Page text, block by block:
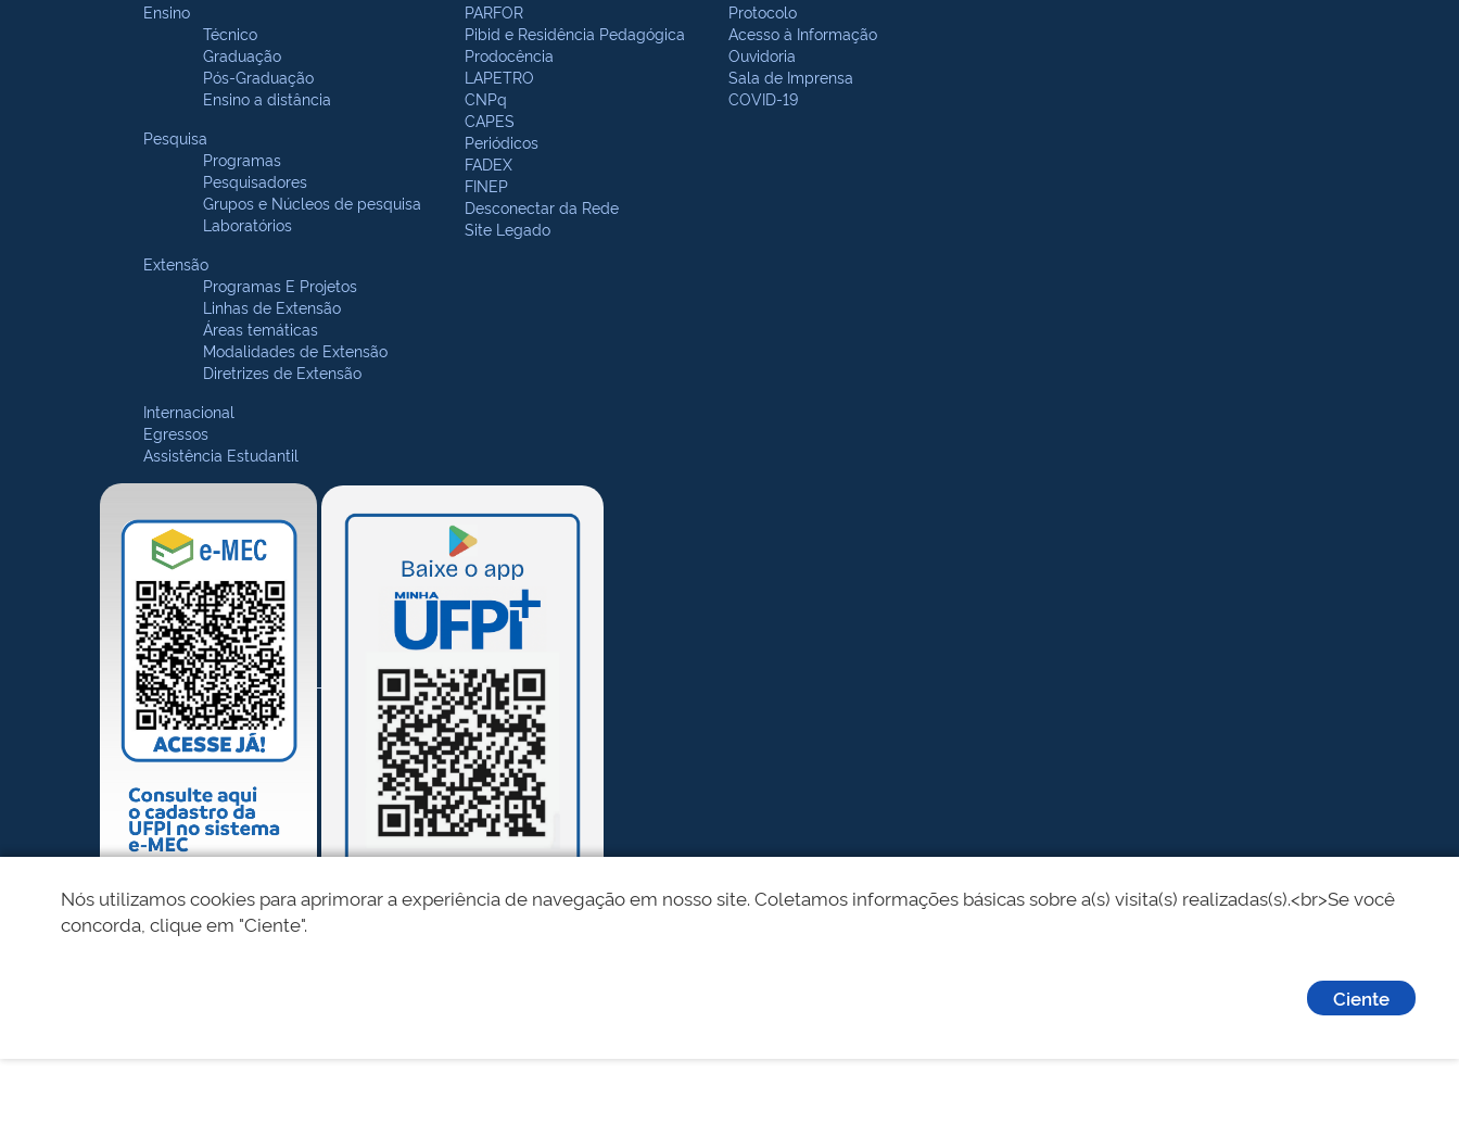
Ensino
Técnico
Graduação
Pós-Graduação
Ensino a distância
Pesquisa
Programas
Pesquisadores
Grupos e Núcleos de pesquisa
Laboratórios
Extensão
Programas E Projetos
Linhas de Extensão
Áreas temáticas
Modalidades de Extensão
Diretrizes de Extensão
Internacional
Egressos
Assistência Estudantil
PARFOR
Pibid e Residência Pedagógica
Prodocência
LAPETRO
CNPq
CAPES
Periódicos
FADEX
FINEP
Desconectar da Rede
Site Legado
Protocolo
Acesso à Informação
Ouvidoria
Sala de Imprensa
COVID-19
Nós utilizamos cookies para aprimorar a experiência de navegação em nosso site. Coletamos informações básicas sobre a(s) visita(s) realizadas(s).<br>Se você
concorda, clique em "Ciente".
Ciente